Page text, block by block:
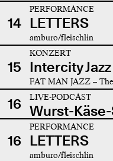
14
PERFORMANCE
LETTERS
amburo/fleischlin
15
KONZERT
Intercity
FAT MAN JAZZ –
16 LIVE-PODCAST
Wurst-
16
PERFORMANCE
LETTERS
amburo/fleischlin